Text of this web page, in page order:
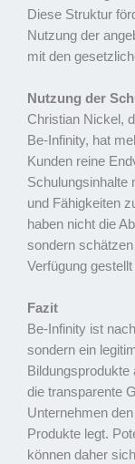
Diese Struktur
Nutzung der
mit den
Nutzung der
Christian Nickel,
Be-Infinity, hat
Kunden reine
Schulungsinhalte
und Fähigkeiten
haben nicht die
sondern
Verfügung
Fazit
Be-Infinity ist
sondern ein
Bildungsprodukte
die transparente
Unternehmen
Produkte legt.
können daher